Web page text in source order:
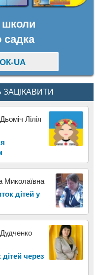
садка
UA
Лілія
Миколаївна
дітей у
через